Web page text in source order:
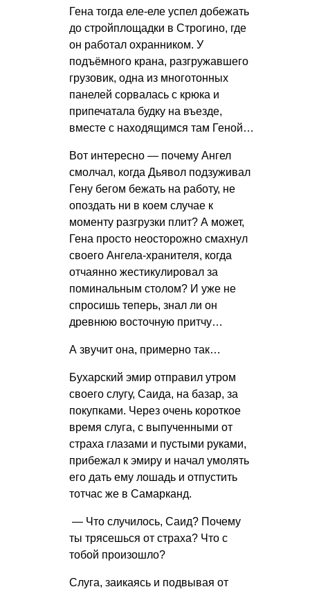
Гена тогда еле-еле успел добежать
до стройплощадки в Строгино, где
он работал охранником. У
подъёмного крана, разгружавшего
грузовик, одна из многотонных
панелей сорвалась с крюка и
припечатала будку на въезде,
вместе с находящимся там Геной…
Вот интересно — почему Ангел
смолчал, когда Дьявол подзуживал
Гену бегом бежать на работу, не
опоздать ни в коем случае к
моменту разгрузки плит? А может,
Гена просто неосторожно смахнул
своего Ангела-хранителя, когда
отчаянно жестикулировал за
поминальным столом? И уже не
спросишь теперь, знал ли он
древнюю восточную притчу…
А звучит она, примерно так…
Бухарский эмир отправил утром
своего слугу, Саида, на базар, за
покупками. Через очень короткое
время слуга, с выпученными от
страха глазами и пустыми руками,
прибежал к эмиру и начал умолять
его дать ему лошадь и отпустить
тотчас же в Самарканд.
— Что случилось, Саид? Почему
ты трясешься от страха? Что с
тобой произошло?
Слуга, заикаясь и подвывая от